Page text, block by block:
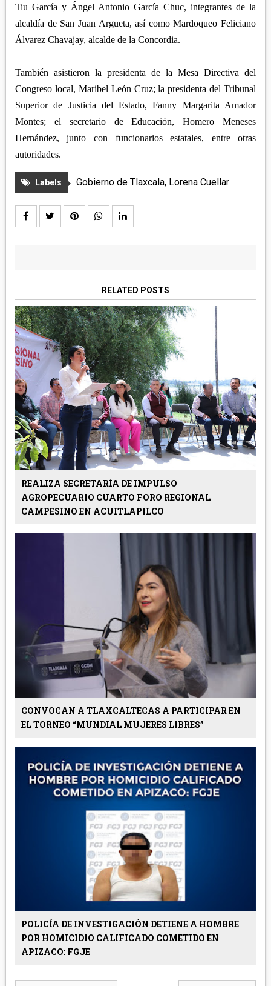
Tiu García y Ángel Antonio García Chuc, integrantes de la
alcaldía de San Juan Argueta, así como Mardoqueo Feliciano
Álvarez Chavajay, alcalde de la Concordia.
También asistieron la presidenta de la Mesa Directiva del
Congreso local, Maribel León Cruz; la presidenta del Tribunal
Superior de Justicia del Estado, Fanny Margarita Amador
Montes; el secretario de Educación, Homero Meneses
Hernández, junto con funcionarios estatales, entre otras
autoridades.
Labels Gobierno de Tlaxcala, Lorena Cuellar
RELATED POSTS
REALIZA SECRETARÍA DE IMPULSO
AGROPECUARIO CUARTO FORO REGIONAL
CAMPESINO EN ACUITLAPILCO
CONVOCAN A TLAXCALTECAS A PARTICIPAR EN
EL TORNEO “MUNDIAL MUJERES LIBRES”
POLICÍA DE INVESTIGACIÓN DETIENE A HOMBRE
POR HOMICIDIO CALIFICADO COMETIDO EN
APIZACO: FGJE